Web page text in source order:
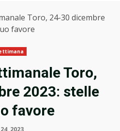
Toro, 24-30 dicembre
favore
Toro,
2023: stelle
favore